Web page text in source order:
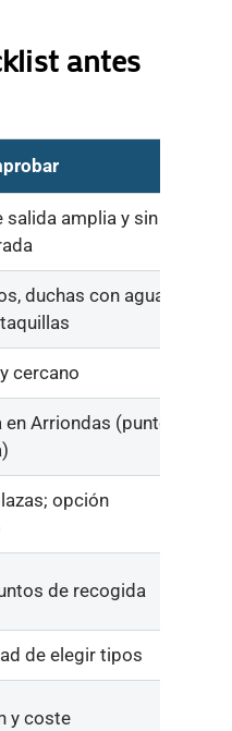
antes
salida amplia y sin
duchas con agua
cercano
Arriondas (punto
opción
de recogida
de elegir tipos
y coste